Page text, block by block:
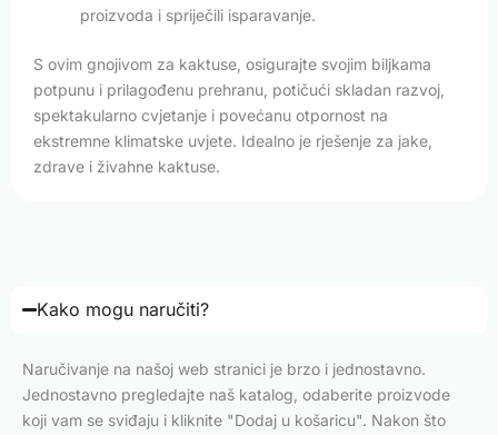
proizvoda i spriječili isparavanje.
S ovim gnojivom za kaktuse, osigurajte svojim biljkama
potpunu i prilagođenu prehranu, potičući skladan razvoj,
spektakularno cvjetanje i povećanu otpornost na
ekstremne klimatske uvjete. Idealno je rješenje za jake,
zdrave i živahne kaktuse.
Kako mogu naručiti?
Naručivanje na našoj web stranici je brzo i jednostavno.
Jednostavno pregledajte naš katalog, odaberite proizvode
koji vam se sviđaju i kliknite "Dodaj u košaricu". Nakon što